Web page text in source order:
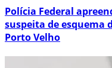
Polícia Federal
suspeita de esquema
Porto Velho